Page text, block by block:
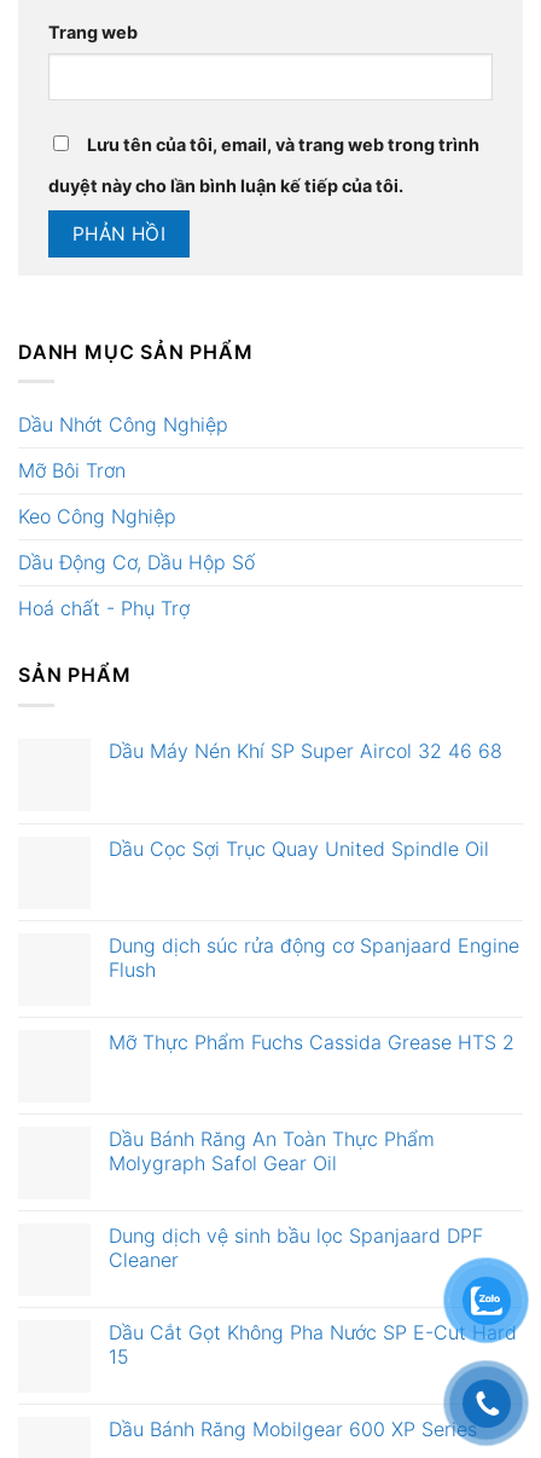
Trang web
Lưu tên của tôi, email, và trang web trong trình
duyệt này cho lần bình luận kế tiếp của tôi.
DANH MỤC SẢN PHẨM
Dầu Nhớt Công Nghiệp
Mỡ Bôi Trơn
Keo Công Nghiệp
Dầu Động Cơ, Dầu Hộp Số
Hoá chất - Phụ Trợ
SẢN PHẨM
Dầu Máy Nén Khí SP Super Aircol 32 46 68
Dầu Cọc Sợi Trục Quay United Spindle Oil
Dung dịch súc rửa động cơ Spanjaard Engine
Flush
Mỡ Thực Phẩm Fuchs Cassida Grease HTS 2
Dầu Bánh Răng An Toàn Thực Phẩm
Molygraph Safol Gear Oil
Dung dịch vệ sinh bầu lọc Spanjaard DPF
Cleaner
Dầu Cắt Gọt Không Pha Nước SP E-Cut Hard
15
Dầu Bánh Răng Mobilgear 600 XP Series